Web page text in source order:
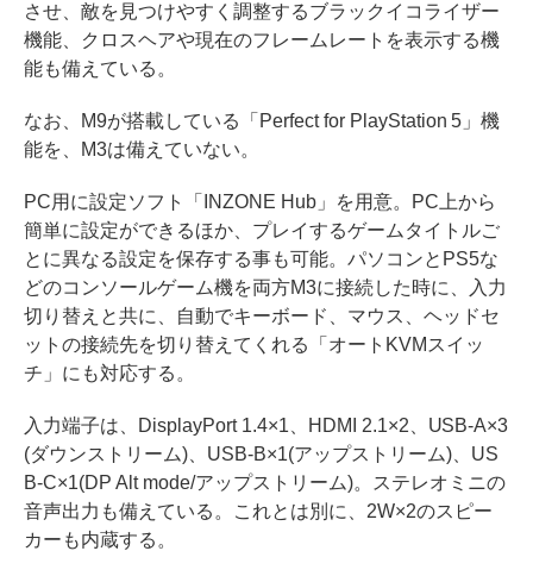
させ、敵を見つけやすく調整するブラックイコライザー
機能、クロスヘアや現在のフレームレートを表示する機
能も備えている。
なお、M9が搭載している「Perfect for PlayStation 5」機
能を、M3は備えていない。
PC用に設定ソフト「INZONE Hub」を用意。PC上から
簡単に設定ができるほか、プレイするゲームタイトルご
とに異なる設定を保存する事も可能。パソコンとPS5な
どのコンソールゲーム機を両方M3に接続した時に、入力
切り替えと共に、自動でキーボード、マウス、ヘッドセ
ットの接続先を切り替えてくれる「オートKVMスイッ
チ」にも対応する。
入力端子は、DisplayPort 1.4×1、HDMI 2.1×2、USB-A×3
(ダウンストリーム)、USB-B×1(アップストリーム)、US
B-C×1(DP Alt mode/アップストリーム)。ステレオミニの
音声出力も備えている。これとは別に、2W×2のスピー
カーも内蔵する。